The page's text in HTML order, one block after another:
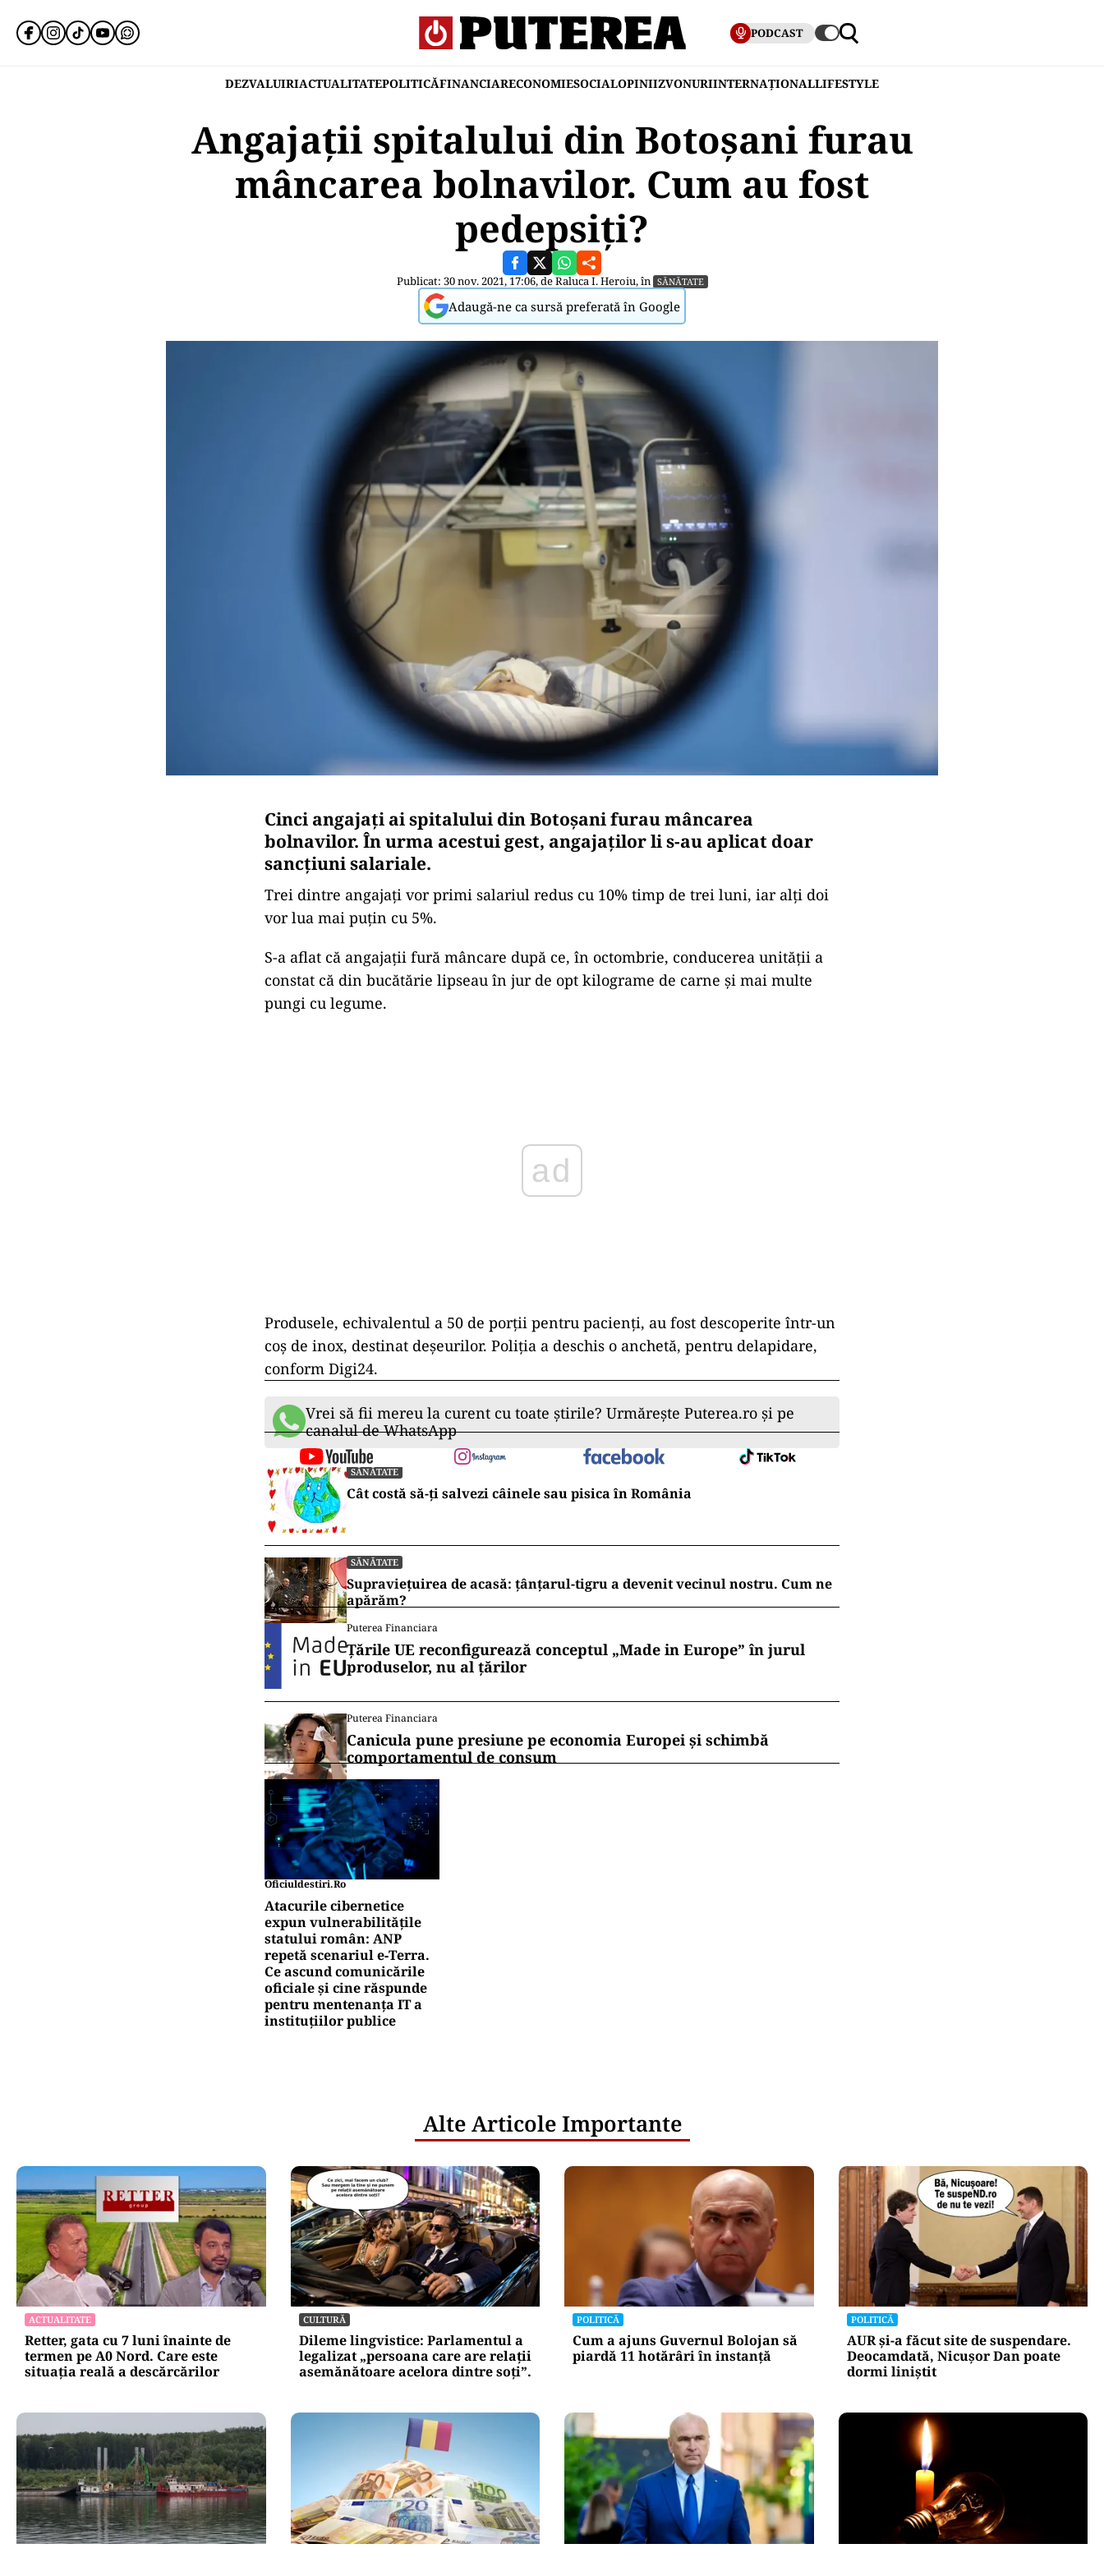
PODCAST
DEZVALUIRIACTUALITATEPOLITICĂFINANCIARECONOMIESOCIALOPINIIZVONURIINTERNAȚIONALLIFESTYLE
Angajații spitalului din Botoșani furau
mâncarea bolnavilor. Cum au fost
pedepsiți?
Publicat: 30 nov. 2021, 17:06, deRaluca I. Heroiu, în SĂNĂTATE
Adaugă-ne ca sursă preferată în Google
Cinci angajați ai spitalului din Botoșani furau mâncarea
bolnavilor. În urma acestui gest, angajaților li s-au aplicat doar
sancțiuni salariale.
Trei dintre angajaţi vor primi salariul redus cu 10% timp de trei luni, iar alţi doi
vor lua mai puţin cu 5%.
S-a aflat că angajații fură mâncare după ce, în octombrie, conducerea unității a
constat că din bucătărie lipseau în jur de opt kilograme de carne şi mai multe
pungi cu legume.
Produsele, echivalentul a 50 de porţii pentru pacienți, au fost descoperite într-un
coş de inox, destinat deşeurilor. Poliția a deschis o anchetă, pentru delapidare,
conform Digi24.
Vrei să fii mereu la curent cu toate știrile? Urmărește Puterea.ro și pe
canalul de WhatsApp
SĂNĂTATE
Cât costă să-ți salvezi câinele sau pisica în România
SĂNĂTATE
Supraviețuirea de acasă: țânțarul-tigru a devenit vecinul nostru. Cum ne
apărăm?
Puterea Financiara
Țările UE reconfigurează conceptul „Made in Europe” în jurul
produselor, nu al țărilor
Puterea Financiara
Canicula pune presiune pe economia Europei și schimbă
comportamentul de consum
Oficiuldestiri.ro
Atacurile cibernetice
expun vulnerabilitățile
statului român: ANP
repetă scenariul e‑Terra.
Ce ascund comunicările
oficiale și cine răspunde
pentru mentenanța IT a
instituțiilor publice
Alte Articole Importante
ACTUALITATE
Retter, gata cu 7 luni înainte de
termen pe A0 Nord. Care este
situația reală a descărcărilor
CULTURĂ
Dileme lingvistice: Parlamentul a
legalizat „persoana care are relații
asemănătoare acelora dintre soți”.
POLITICĂ
Cum a ajuns Guvernul Bolojan să
piardă 11 hotărâri în instanță
POLITICĂ
AUR și-a făcut site de suspendare.
Deocamdată, Nicușor Dan poate
dormi liniștit